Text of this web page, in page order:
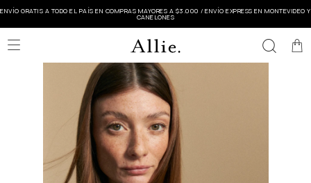
ENVÍO GRATIS A TODO EL PAÍS EN COMPRAS MAYORES A $3.000 / ENVÍO EXPRESS EN MONTEVIDEO Y
CANELONES
